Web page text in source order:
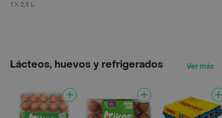
1 X 2,5 L
Lácteos, huevos y refrigerados Ver más